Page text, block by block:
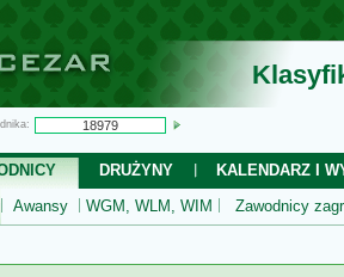
DRUŻYNY
KALENDARZ I
Awansy WGM, WLM, WIM Zawodnicy